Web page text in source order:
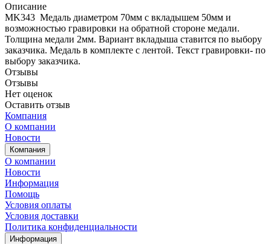
Описание
MK343 Медаль диаметром 70мм с вкладышем 50мм и
возможностью гравировки на обратной стороне медали.
Толщина медали 2мм. Вариант вкладыша ставится по выбору
заказчика. Медаль в комплекте с лентой. Текст гравировки- по
выбору заказчика.
Отзывы
Отзывы
Нет оценок
Оставить отзыв
Компания
О компании
Новости
Компания
О компании
Новости
Информация
Помощь
Условия оплаты
Условия доставки
Политика конфиденциальности
Информация